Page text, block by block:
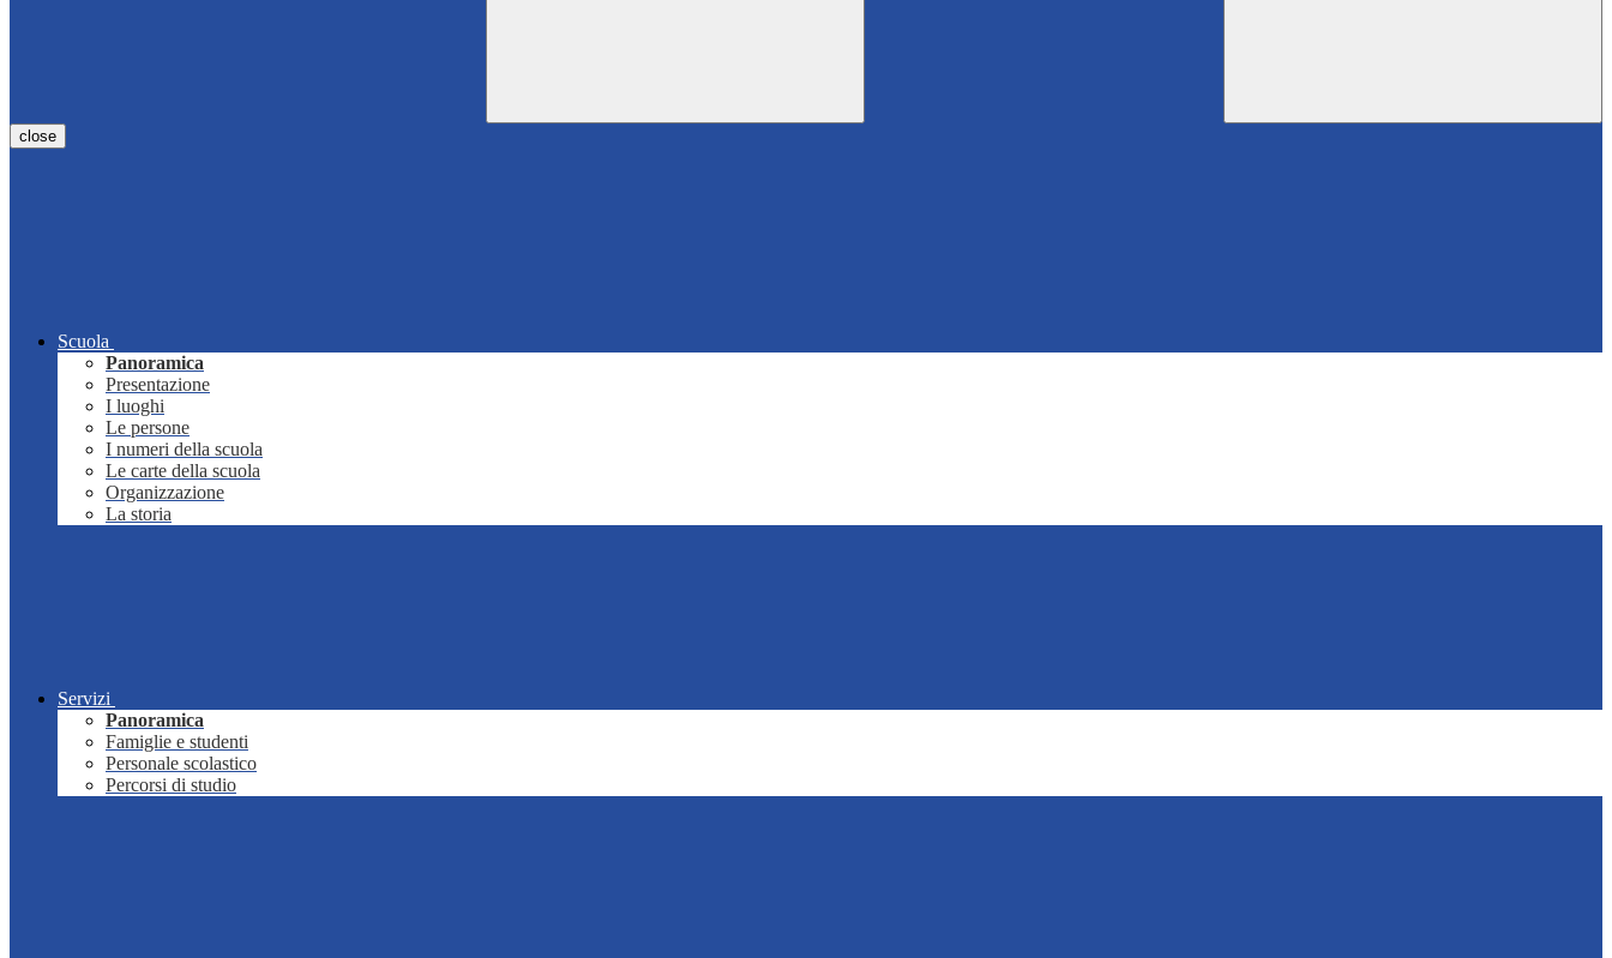
close
Scuola
Panoramica
Presentazione
I luoghi
Le persone
I numeri della scuola
Le carte della scuola
Organizzazione
La storia
Servizi
Panoramica
Famiglie e studenti
Personale scolastico
Percorsi di studio